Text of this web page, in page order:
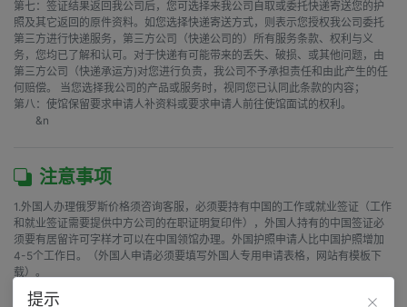
第七：签证结果返回我公司后，您可选择来我公司自取或委托快递寄送您的护
照及其它返回的原件资料。如您选择快递寄送方式，则表示您授权我公司委托
第三方进行快递服务，第三方公司（快递公司的）所有服务条款、权利与义
务，您均已了解和认可。对于快递有可能带来的丢失、破损、或其他问题，由
第三方公司（快递承运方)对您进行负责，我公司不予承担责任和由此产生的任
何赔偿。 当您选择我公司的产品或服务时，视同您已认同此条款的内容；
第八：使馆保留要求申请人补资料或要求申请人前往使馆面试的权利。
&n
注意事项
1.外国人办理俄罗斯价格须咨询客服，必须要持有中国的工作或就业签证（工作
和就业签证需要提供中方公司的在职证明复印件），外国人持有的中国签证必
须要有居留许可字样才可以在中国领馆办理。外国护照申请人比中国护照增加
4-5个工作日。（外国人申请必须要填写外国人专用申请表格，网站有模板下
载）。
2.请办理俄罗斯签证的客人确认好生效时间并备注在订单上，因为做错了生效时
提示